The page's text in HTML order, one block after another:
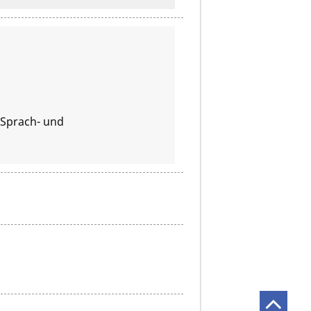
und